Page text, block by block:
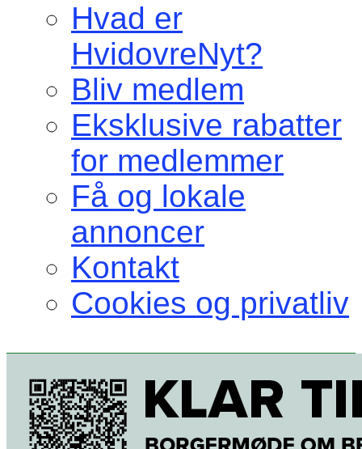
Hvad er
HvidovreNyt?
Bliv medlem
Eksklusive rabatter
for medlemmer
Få og lokale
annoncer
Kontakt
Cookies og privatliv